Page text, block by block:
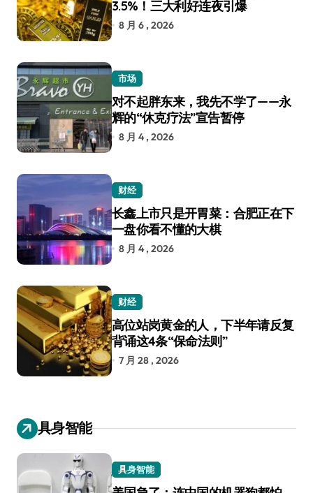
3.5%！三大利好连夜引爆
8 月 6 , 2026
市场
对不起胖东来，我先不学了——永
辉的“休克疗法”宣告暂停
8 月 4 , 2026
财经
长鑫上市只是开胃菜：合肥正在下
一盘你看不懂的大棋
8 月 4 , 2026
财经
高位站岗黄金的人，下半年请反复
背诵这4条“保命法则”
7 月 28 , 2026
具身智能
具身智能